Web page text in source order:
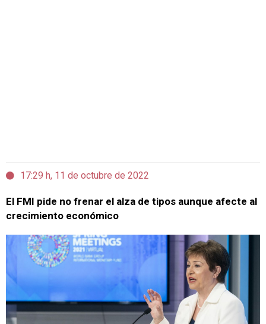
17:29 h, 11 de octubre de 2022
El FMI pide no frenar el alza de tipos aunque afecte al
crecimiento económico